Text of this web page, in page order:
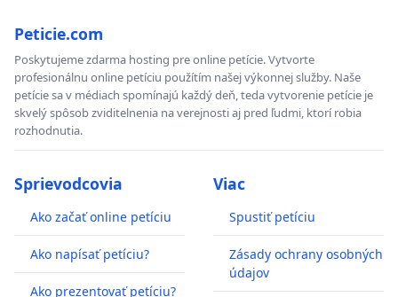
Peticie.com
Poskytujeme zdarma hosting pre online petície. Vytvorte
profesionálnu online petíciu použítím našej výkonnej služby. Naše
petície sa v médiach spomínajú každý deň, teda vytvorenie petície je
skvelý spôsob zviditelnenia na verejnosti aj pred ľudmi, ktorí robia
rozhodnutia.
Sprievodcovia
Ako začať online petíciu
Ako napísať petíciu?
Ako prezentovať petíciu?
Viac
Spustiť petíciu
Zásady ochrany osobných
údajov